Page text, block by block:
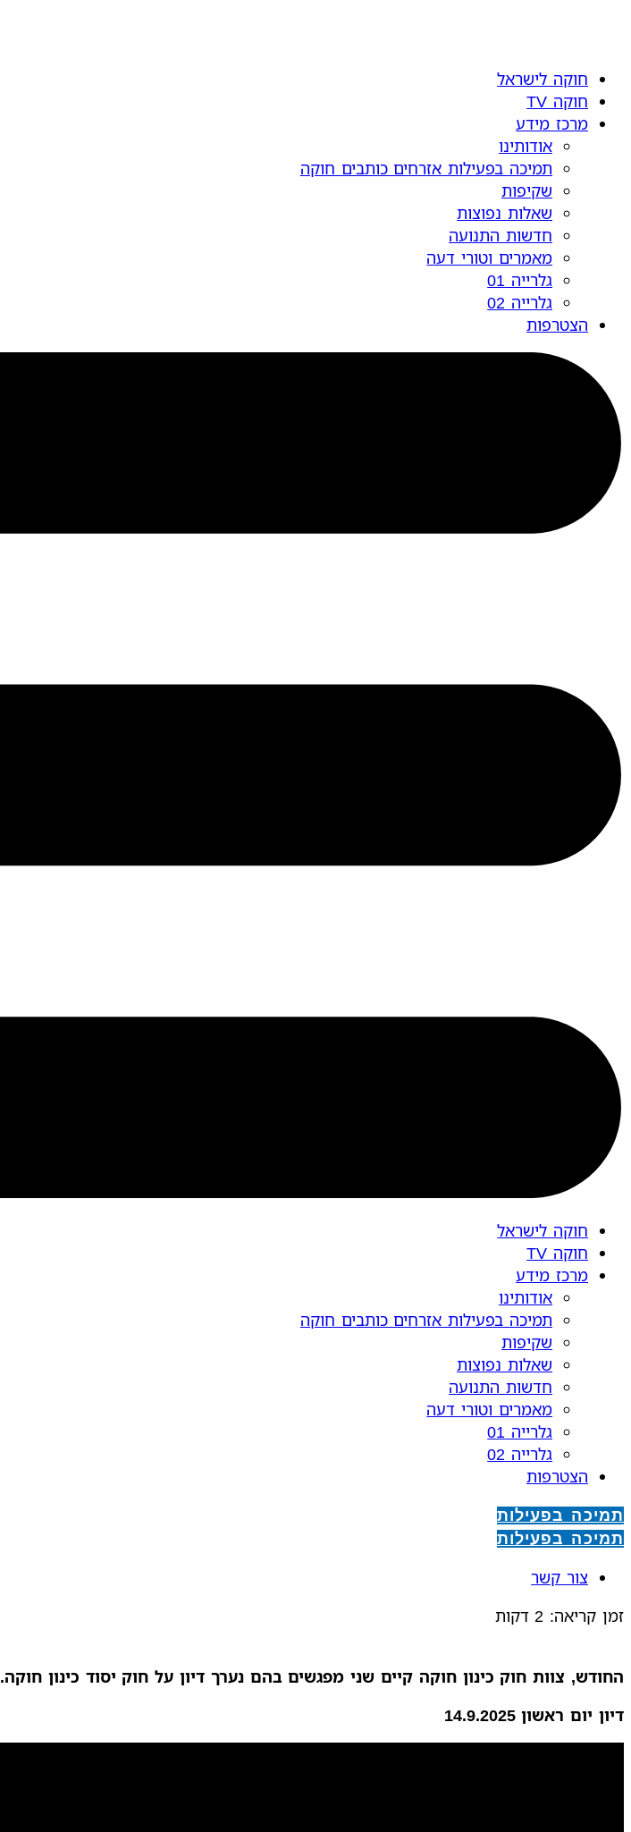
חוקה לישראל
חוקה TV
מרכז מידע
אודותינו
תמיכה בפעילות אזרחים כותבים חוקה
שקיפות
שאלות נפוצות
חדשות התנועה
מאמרים וטורי דעה
גלרייה 01
גלרייה 02
הצטרפות
חוקה לישראל
חוקה TV
מרכז מידע
אודותינו
תמיכה בפעילות אזרחים כותבים חוקה
שקיפות
שאלות נפוצות
חדשות התנועה
מאמרים וטורי דעה
גלרייה 01
גלרייה 02
הצטרפות
תמיכה בפעילות
תמיכה בפעילות
צור קשר
זמן קריאה: 2 דקות
החודש, צוות חוק כינון חוקה קיים שני מפגשים בהם נערך דיון על חוק יסוד כינון חוקה.
דיון יום ראשון 14.9.2025